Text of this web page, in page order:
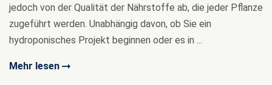
jedoch von der Qualität der Nährstoffe ab, die jeder Pflanze
zugeführt werden. Unabhängig davon, ob Sie ein
hydroponisches Projekt beginnen oder es in ...
Mehr lesen